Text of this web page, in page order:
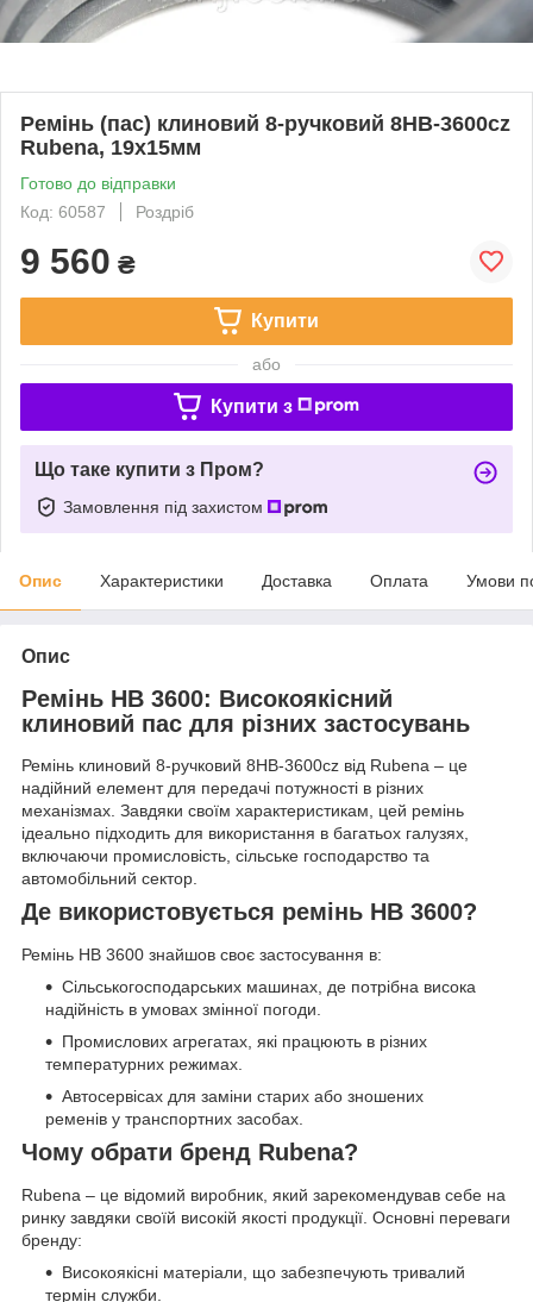
Ремінь (пас) клиновий 8-ручковий 8HB-3600cz
Rubena, 19х15мм
Готово до відправки
Код: 60587
Роздріб
9 560 ₴
Купити
або
Купити з
Що таке купити з Пром?
Замовлення під захистом
Опис Характеристики Доставка Оплата Умови
Опис
Ремінь HB 3600: Високоякісний
клиновий пас для різних застосувань
Ремінь клиновий 8-ручковий 8HB-3600cz від Rubena – це
надійний елемент для передачі потужності в різних
механізмах. Завдяки своїм характеристикам, цей ремінь
ідеально підходить для використання в багатьох галузях,
включаючи промисловість, сільське господарство та
автомобільний сектор.
Де використовується ремінь HB 3600?
Ремінь HB 3600 знайшов своє застосування в:
Сільськогосподарських машинах, де потрібна висока
надійність в умовах змінної погоди.
Промислових агрегатах, які працюють в різних
температурних режимах.
Автосервісах для заміни старих або зношених
ременів у транспортних засобах.
Чому обрати бренд Rubena?
Rubena – це відомий виробник, який зарекомендував себе на
ринку завдяки своїй високій якості продукції. Основні переваги
бренду:
Високоякісні матеріали, що забезпечують тривалий
термін служби.